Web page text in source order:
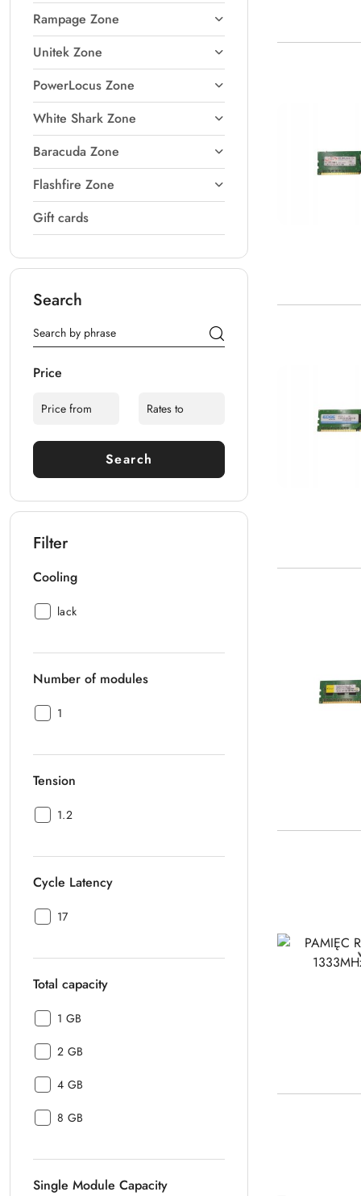
Rampage Zone
Unitek Zone
PowerLocus Zone
White Shark Zone
Baracuda Zone
Flashfire Zone
Gift cards
Search
Price
Search
Filter
Cooling
Cooling:
lack
Number of modules
Number
1
Tension
Tension:
1.2
Cycle Latency
Cycle
17
Total capacity
Total
1 GB
Total
2 GB
Total
4 GB
Total
8 GB
Single Module Capacity